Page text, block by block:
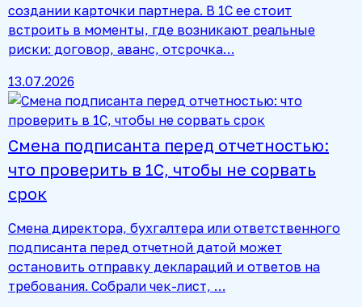
создании карточки партнера. В 1С ее стоит
встроить в моменты, где возникают реальные
риски: договор, аванс, отсрочка…
13.07.2026
Смена подписанта перед отчетностью:
что проверить в 1С, чтобы не сорвать
срок
Смена директора, бухгалтера или ответственного
подписанта перед отчетной датой может
остановить отправку деклараций и ответов на
требования. Собрали чек-лист, …